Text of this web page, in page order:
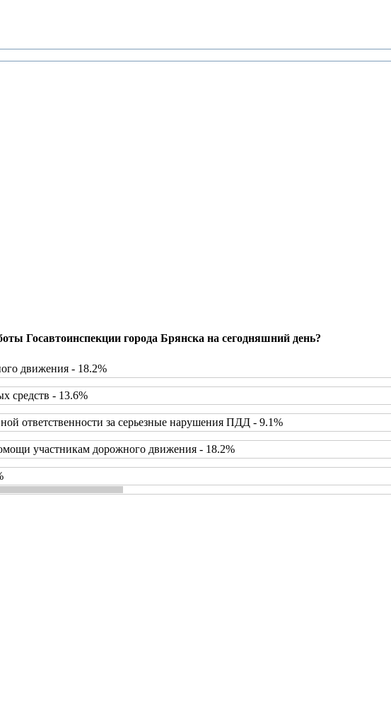
Госавтоинспекции города Брянска на сегодняшний день?
движения - 18.2%
средств - 13.6%
ответственности за серьезные нарушения ПДД - 9.1%
участникам дорожного движения - 18.2%